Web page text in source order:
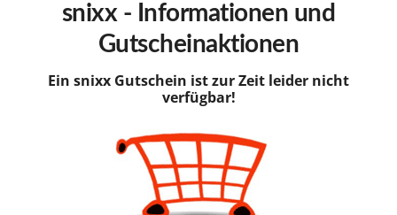
snixx - Informationen und
Gutscheinaktionen
Ein snixx Gutschein ist zur Zeit leider nicht
verfügbar!